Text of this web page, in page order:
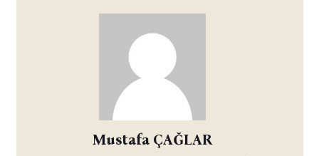
Mustafa ÇAĞLAR